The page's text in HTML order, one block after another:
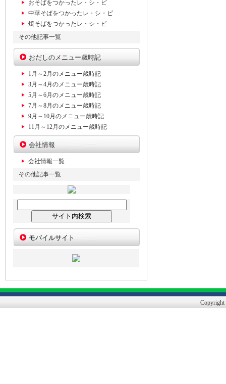
おそばをつかったレ・シ・ピ
中華そばをつかったレ・シ・ピ
焼そばをつかったレ・シ・ピ
その他記事一覧
おだしのメニュー歳時記
1月～2月のメニュー歳時記
3月～4月のメニュー歳時記
5月～6月のメニュー歳時記
7月～8月のメニュー歳時記
9月～10月のメニュー歳時記
11月～12月のメニュー歳時記
会社情報
会社情報一覧
その他記事一覧
モバイルサイト